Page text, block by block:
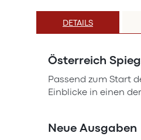
springen
DETAILS
Österreich
Passend zum Start
Einblicke in einen
Neue Ausgaben